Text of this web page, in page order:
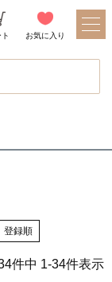
お気に入り
登録順
件中 1-34件表示